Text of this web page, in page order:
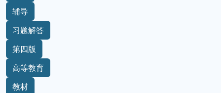
辅导
习题解答
第四版
高等教育
教材